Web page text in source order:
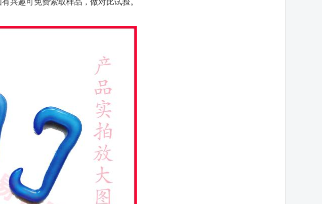
兴趣可免费索取样品，做对比试验。